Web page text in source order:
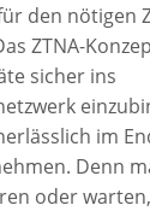
den nötigen
ZTNA-
sicher ins
im
Denn
oder